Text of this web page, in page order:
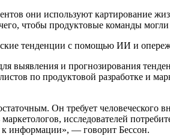
они используют картирование
чтобы продуктовые команды
выявления и прогнозирования
по продуктовой разработке и
Он требует
исследователей
к информации», — говорит Бессон.